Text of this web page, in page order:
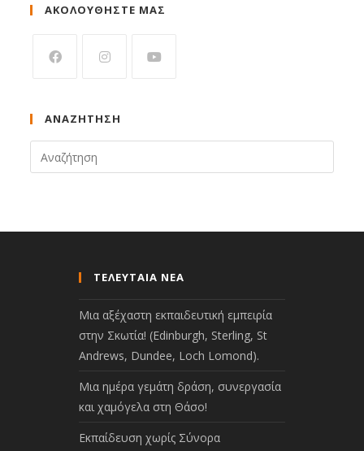
ΑΚΟΛΟΥΘΗΣΤΕ ΜΑΣ
ΑΝΑΖΉΤΗΣΗ
ΤΕΛΕΥΤΑΙΑ ΝΕΑ
Μια αξέχαστη εκπαιδευτική εμπειρία
στην Σκωτία! (Edinburgh, Sterling, St
Andrews, Dundee, Loch Lomond).
Μια ημέρα γεμάτη δράση, συνεργασία
και χαμόγελα στη Θάσο!
Εκπαίδευση χωρίς Σύνορα